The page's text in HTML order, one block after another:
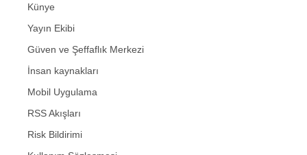
Künye
Yayın Ekibi
Güven ve Şeffaflık Merkezi
İnsan kaynakları
Mobil Uygulama
RSS Akışları
Risk Bildirimi